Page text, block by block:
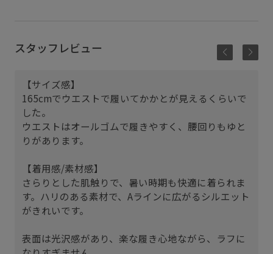
スタッフレビュー
【サイズ感】
165cmでウエストで履いてかかとが見えるくらいで
した。
ウエストはオールゴムで履きやすく、腰回りもゆと
りがあります。
【着用感/素材感】
さらりとした肌触りで、暑い時期も快適に着られま
す。ハリのある素材で、Aラインに広がるシルエット
がきれいです。
表面は光沢感があり、楽な履き心地ながら、ラフに